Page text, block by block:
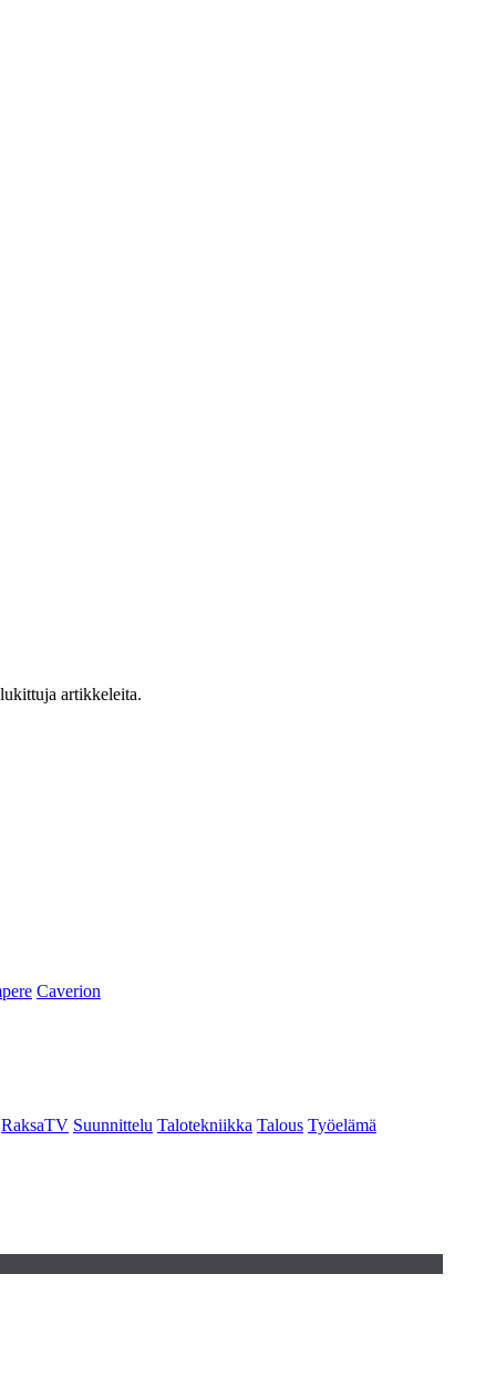
artikkeleita.
Caverion
RaksaTV Suunnittelu Talotekniikka Talous Työelämä